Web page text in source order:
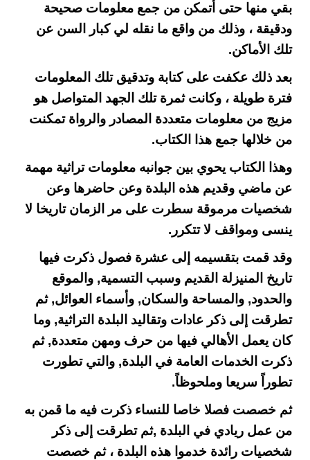
بقي منها حتى أتمكن من جمع معلومات صحيحة
ودقيقة ، وذلك من واقع ما نقله لي كبار السن عن
تلك الأماكن.
بعد ذلك عكفت على كتابة وتدقيق تلك المعلومات
فترة طويلة ، وكانت ثمرة تلك الجهد المتواصل هو
مزيج من معلومات متعددة المصادر والرواة تمكنت
من خلالها جمع هذا الكتاب.
وهذا الكتاب يحوي بين جوانبه معلومات تراثية مهمة
عن ماضي وقديم هذه البلدة وعن حاضرها وعن
شخصيات مرموقة سطرت على مر الزمان تاريخا لا
ينسى ومواقف لا تتكرر.
وقد قمت بتقسيمه إلى عشرة فصول ذكرت فيها
تاريخ المنيزلة القديم وسبب التسمية, والموقع
والحدود, والمساحة والسكان, وأسماء العوائل, ثم
تطرقت إلى ذكر عادات وتقاليد البلدة التراثية, وما
كان يعمل الأهالي فيها من حرف ومهن متعددة, ثم
ذكرت الخدمات العامة في البلدة, والتي تطورت
تطوراً سريعا وملحوظاً.
ثم خصصت فصلا خاصا للنساء ذكرت فيه ما قمن به
من عمل ريادي في البلدة ,ثم تطرقت إلى ذكر
شخصيات رائدة خدموا هذه البلدة ، ثم خصصت